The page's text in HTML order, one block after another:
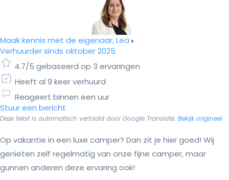
Maak kennis met de eigenaar, Lea
Verhuurder sinds oktober 2025
4.7/5 gebaseerd op 3 ervaringen
Heeft al 9 keer verhuurd
Reageert binnen een uur
Stuur een bericht
Deze tekst is automatisch vertaald door Google Translate. Bekijk origineel
Op vakantie in een luxe camper? Dan zit je hier goed! Wij
genieten zelf regelmatig van onze fijne camper, maar
gunnen anderen deze ervaring ook!